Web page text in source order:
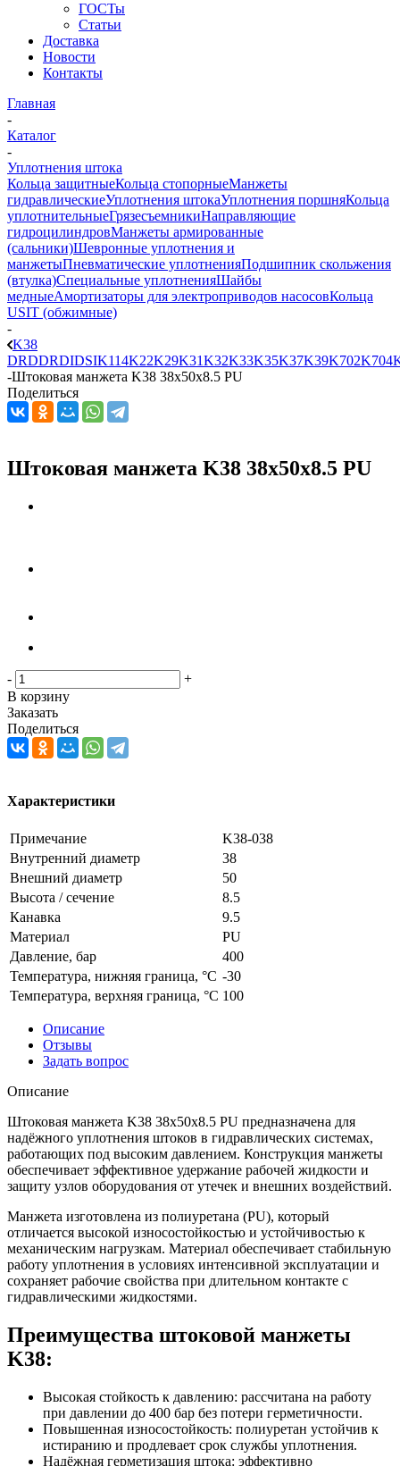
ГОСТы
Статьи
Доставка
Новости
Контакты
Главная
-
Каталог
-
Уплотнения штока
Кольца защитныеКольца стопорныеМанжеты
гидравлическиеУплотнения штокаУплотнения поршняКольца
уплотнительныеГрязесъемникиНаправляющие
гидроцилиндровМанжеты армированные
(сальники)Шевронные уплотнения и
манжетыПневматические уплотненияПодшипник скольжения
(втулка)Специальные уплотненияШайбы
медныеАмортизаторы для электроприводов насосовКольца
USIT (обжимные)
-
K38
DRDDRDIDSIK114K22K29K31K32K33K35K37K39K702K704
-Штоковая манжета K38 38x50x8.5 PU
Поделиться
Штоковая манжета K38 38x50x8.5 PU
-
+
В корзину
Заказать
Поделиться
Характеристики
Примечание
K38-038
Внутренний диаметр
38
Внешний диаметр
50
Высота / сечение
8.5
Канавка
9.5
Материал
PU
Давление, бар
400
Температура, нижняя граница, °C -30
Температура, верхняя граница, °C 100
Описание
Отзывы
Задать вопрос
Описание
Штоковая манжета K38 38x50x8.5 PU предназначена для
надёжного уплотнения штоков в гидравлических системах,
работающих под высоким давлением. Конструкция манжеты
обеспечивает эффективное удержание рабочей жидкости и
защиту узлов оборудования от утечек и внешних воздействий.
Манжета изготовлена из полиуретана (PU), который
отличается высокой износостойкостью и устойчивостью к
механическим нагрузкам. Материал обеспечивает стабильную
работу уплотнения в условиях интенсивной эксплуатации и
сохраняет рабочие свойства при длительном контакте с
гидравлическими жидкостями.
Преимущества штоковой манжеты
K38:
Высокая стойкость к давлению: рассчитана на работу
при давлении до 400 бар без потери герметичности.
Повышенная износостойкость: полиуретан устойчив к
истиранию и продлевает срок службы уплотнения.
Надёжная герметизация штока: эффективно